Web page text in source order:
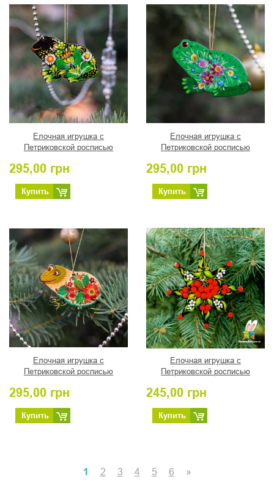
Елочная игрушка с
Петриковской росписью
295,00 грн
Купить
Елочная игрушка с
Петриковской росписью
295,00 грн
Купить
Елочная игрушка с
Петриковской росписью
295,00 грн
Купить
Елочная игрушка с
Петриковской росписью
245,00 грн
Купить
1 2 3 4 5 6 »